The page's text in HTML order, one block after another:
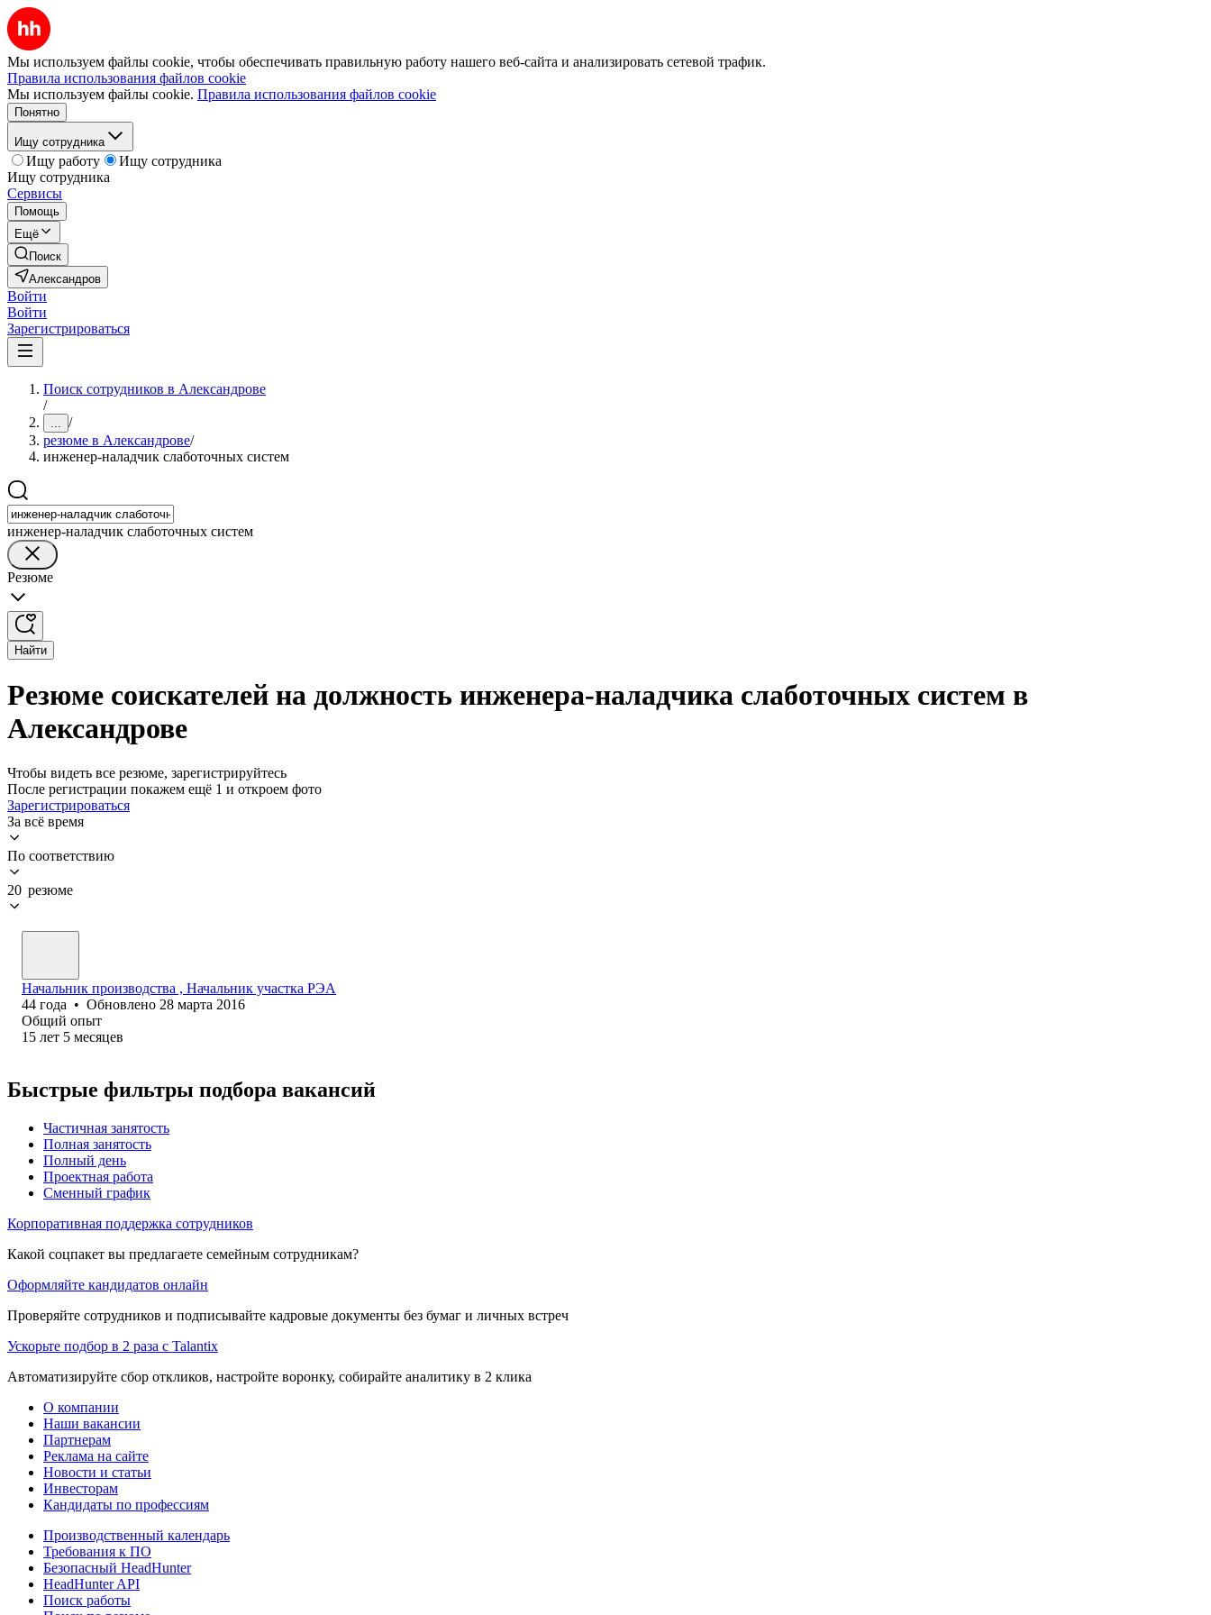
Мы используем файлы cookie, чтобы обеспечивать правильную работу нашего веб-сайта и анализировать сетевой трафик.
Правила использования файлов cookie
Мы используем файлы cookie. Правила использования файлов cookie
Понятно
Ищу сотрудника
Ищу работу
Ищу сотрудника
Ищу сотрудника
Сервисы
Помощь
Ещё
Поиск
Александров
Войти
Войти
Зарегистрироваться
Поиск сотрудников в Александрове
/
... /
резюме в Александрове/
инженер-наладчик слаботочных систем
инженер-наладчик слаботочных систем
Резюме
Найти
Резюме соискателей на должность инженера-наладчика слаботочных систем в
Александрове
Чтобы видеть все резюме, зарегистрируйтесь
После регистрации покажем ещё 1 и откроем фото
Зарегистрироваться
За всё время
По соответствию
20 резюме
Начальник производства , Начальник участка РЭА
44 года • Обновлено 28 марта 2016
Общий опыт
15 лет 5 месяцев
Быстрые фильтры подбора вакансий
Частичная занятость
Полная занятость
Полный день
Проектная работа
Сменный график
Корпоративная поддержка сотрудников
Какой соцпакет вы предлагаете семейным сотрудникам?
Оформляйте кандидатов онлайн
Проверяйте сотрудников и подписывайте кадровые документы без бумаг и личных встреч
Ускорьте подбор в 2 раза с Talantix
Автоматизируйте сбор откликов, настройте воронку, собирайте аналитику в 2 клика
О компании
Наши вакансии
Партнерам
Реклама на сайте
Новости и статьи
Инвесторам
Кандидаты по профессиям
Производственный календарь
Требования к ПО
Безопасный HeadHunter
HeadHunter API
Поиск работы